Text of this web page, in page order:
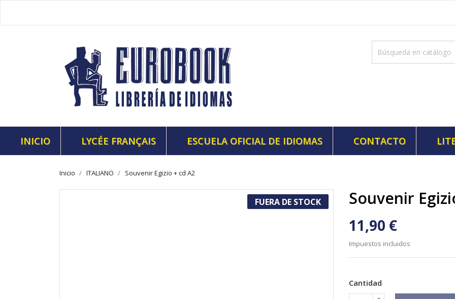
INICIO LYCÉE FRANÇAIS ESCUELA OFICIAL DE IDIOMAS CONTACTO
Inicio ITALIANO Souvenir Egizio + cd A2
FUERA DE STOCK Souvenir
11,90 €
Impuestos incluidos
Cantidad